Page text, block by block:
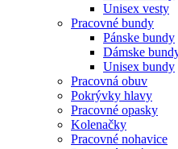
Unisex vesty
Pracovné bundy
Pánske bundy
Dámske
Unisex bundy
Pracovná obuv
Pokrývky hlavy
Pracovné opasky
Kolenačky
Pracovné nohavice